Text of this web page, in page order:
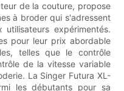
de la couture, propose
à broder qui s'adressent
expérimentés.
pour leur prix abordable
telles que le contrôle
de la vitesse variable
La Singer Futura XL-
les débutants pour sa